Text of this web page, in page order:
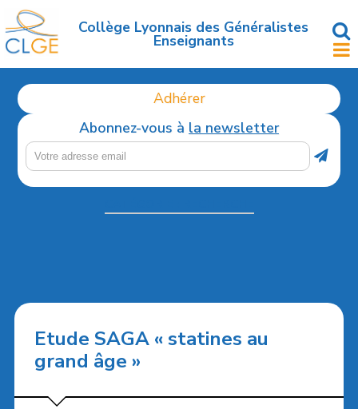
Accéder
au
contenu
Collège Lyonnais des Généralistes
Enseignants
Adhérer
Abonnez-vous à la newsletter
Etude SAGA « statines au
grand âge »